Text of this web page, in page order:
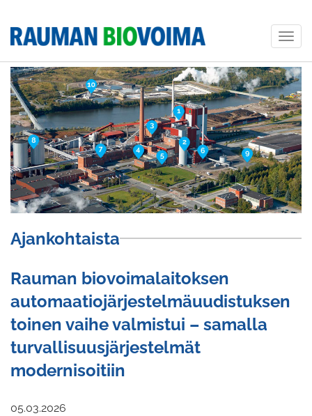
Ajankohtaista
Rauman biovoimalaitoksen
automaatiojärjestelmäuudistuksen
toinen vaihe valmistui – samalla
turvallisuusjärjestelmät
modernisoitiin
05.03.2026